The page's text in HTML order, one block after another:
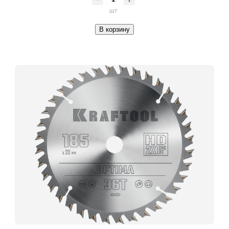
шт
В корзину